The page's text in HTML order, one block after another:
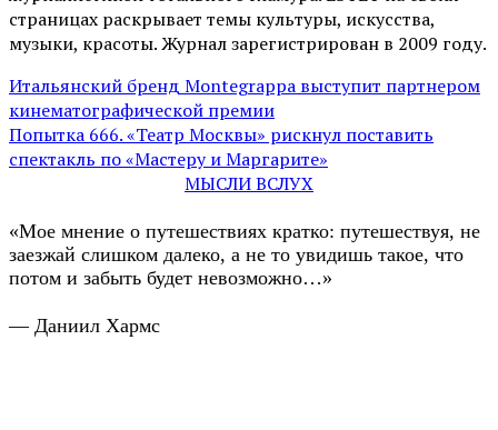
страницах раскрывает темы культуры, искусства,
музыки, красоты. Журнал зарегистрирован в 2009 году.
Итальянский бренд Montegrappa выступит партнером
кинематографической премии
Попытка 666. «Театр Москвы» рискнул поставить
спектакль по «Мастеру и Маргарите»
МЫСЛИ ВСЛУХ
«Мое мнение о путешествиях кратко: путешествуя, не
заезжай слишком далеко, а не то увидишь такое, что
потом и забыть будет невозможно…»
— Даниил Хармс